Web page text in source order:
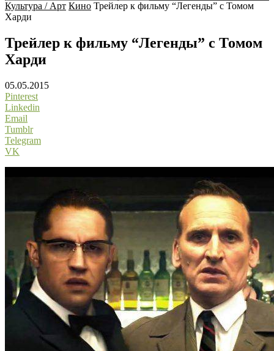
Культура / Арт Кино Трейлер к фильму “Легенды” с Томом
Харди
Трейлер к фильму “Легенды” с Томом
Харди
05.05.2015
Pinterest
Linkedin
Email
Tumblr
Telegram
VK